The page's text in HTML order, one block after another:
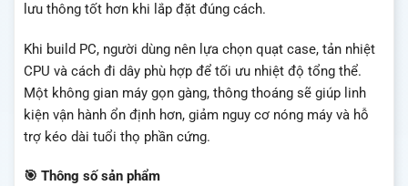
lưu thông tốt hơn khi lắp đặt đúng cách.
Khi build PC, người dùng nên lựa chọn quạt case, tản nhiệt
CPU và cách đi dây phù hợp để tối ưu nhiệt độ tổng thể.
Một không gian máy gọn gàng, thông thoáng sẽ giúp linh
kiện vận hành ổn định hơn, giảm nguy cơ nóng máy và hỗ
trợ kéo dài tuổi thọ phần cứng.
🎯 Thông số sản phẩm